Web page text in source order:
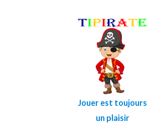
Jouer est toujours
un plaisir